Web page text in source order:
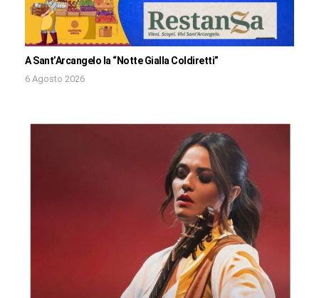
A Sant’Arcangelo la “Notte Gialla Coldiretti”
6 Agosto 2026